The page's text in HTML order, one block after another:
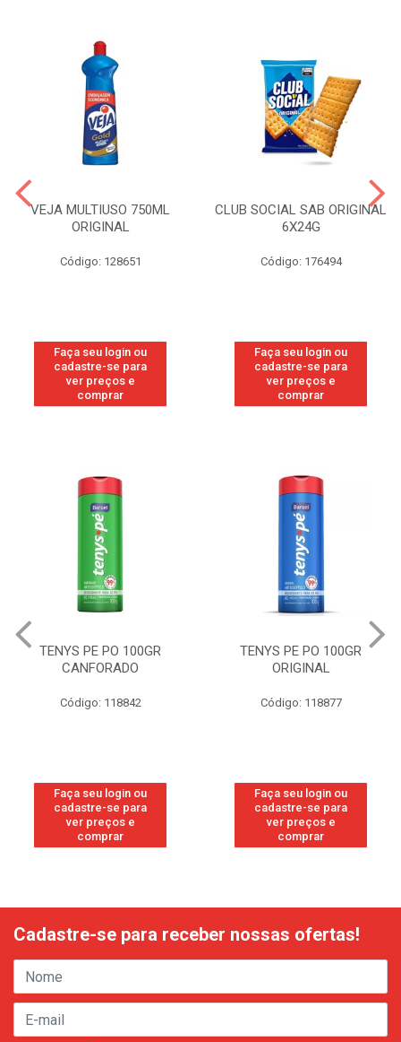
VEJA MULTIUSO 750ML
ORIGINAL
Código: 128651
Faça seu login ou
cadastre-se para
ver preços e
comprar
CLUB SOCIAL SAB ORIGINAL
6X24G
Código: 176494
Faça seu login ou
cadastre-se para
ver preços e
comprar
TENYS PE PO 100GR
CANFORADO
Código: 118842
Faça seu login ou
cadastre-se para
ver preços e
comprar
TENYS PE PO 100GR
ORIGINAL
Código: 118877
Faça seu login ou
cadastre-se para
ver preços e
comprar
Cadastre-se para receber nossas ofertas!